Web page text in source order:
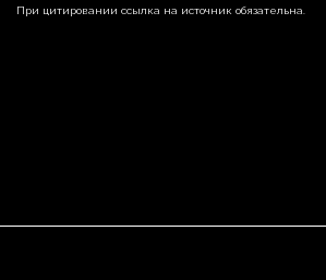
При цитировании ссылка на источник обязательна.